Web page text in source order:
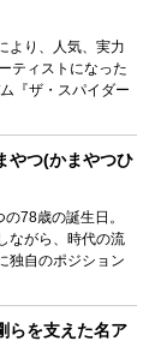
より、人気、実力
ティストになった
『ザ・スパイダー
やつ(かまやつひ
78歳の誕生日。
ながら、時代の流
独自のポジション
らを支えた名ア